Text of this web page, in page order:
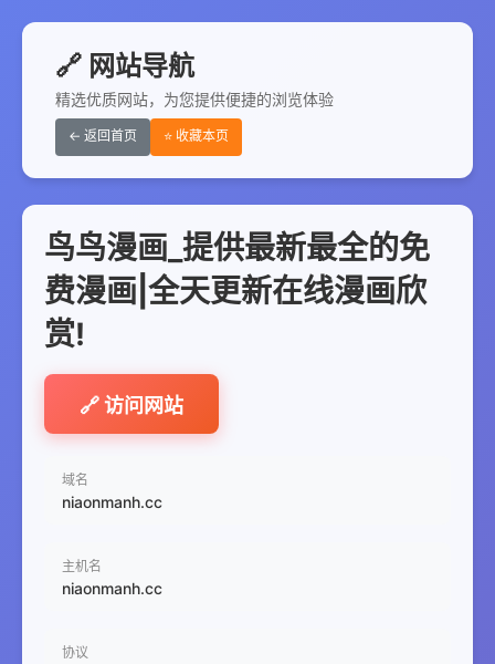
🔗 网站导航
精选优质网站，为您提供便捷的浏览体验
← 返回首页 ⭐ 收藏本页
鸟鸟漫画_提供最新最全的免
费漫画|全天更新在线漫画欣
赏!
🔗 访问网站
域名
niaonmanh.cc
主机名
niaonmanh.cc
协议